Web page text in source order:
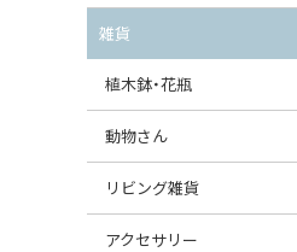
変形プレート
分割ディッシュ
すべて見る
葉っぱ型ボウル
りんご型ボウル
いちご型ボウル
星型ボウル
チーズケース
バターディッシュ
六角形ポット
ボトル
すべて見る
ケーキスタンド
カトラリー
はしおき・カトラリーレスト
スクエアオーブンディッシ
オーバルオーブンディッシ
すべて見る
マフィン型
すべて見る
チュリーン
キャセロール
すべて見る
雑貨
植木鉢・花瓶
植木鉢
花瓶
動物さん
フィギュア・置物
貯金箱
リビング雑貨
スツール
アクセサリー